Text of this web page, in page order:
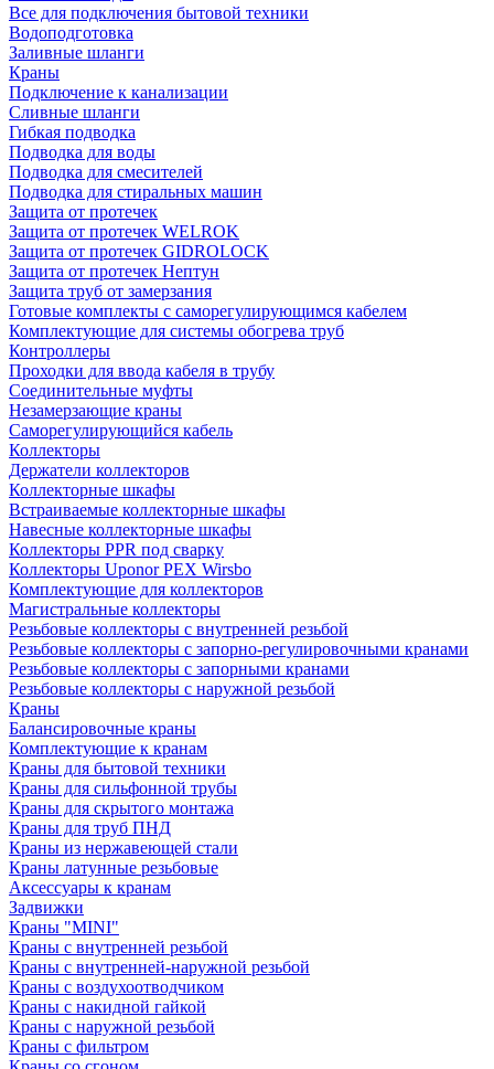
Все для подключения бытовой техники
Водоподготовка
Заливные шланги
Краны
Подключение к канализации
Сливные шланги
Гибкая подводка
Подводка для воды
Подводка для смесителей
Подводка для стиральных машин
Защита от протечек
Защита от протечек WELROK
Защита от протечек GIDROLOCK
Защита от протечек Нептун
Защита труб от замерзания
Готовые комплекты с саморегулирующимся кабелем
Комплектующие для системы обогрева труб
Контроллеры
Проходки для ввода кабеля в трубу
Соединительные муфты
Незамерзающие краны
Саморегулирующийся кабель
Коллекторы
Держатели коллекторов
Коллекторные шкафы
Встраиваемые коллекторные шкафы
Навесные коллекторные шкафы
Коллекторы PPR под сварку
Коллекторы Uponor PEX Wirsbo
Комплектующие для коллекторов
Магистральные коллекторы
Резьбовые коллекторы с внутренней резьбой
Резьбовые коллекторы с запорно-регулировочными кранами
Резьбовые коллекторы с запорными кранами
Резьбовые коллекторы с наружной резьбой
Краны
Балансировочные краны
Комплектующие к кранам
Краны для бытовой техники
Краны для сильфонной трубы
Краны для скрытого монтажа
Краны для труб ПНД
Краны из нержавеющей стали
Краны латунные резьбовые
Аксессуары к кранам
Задвижки
Краны "MINI"
Краны с внутренней резьбой
Краны с внутренней-наружной резьбой
Краны с воздухоотводчиком
Краны с накидной гайкой
Краны с наружной резьбой
Краны с фильтром